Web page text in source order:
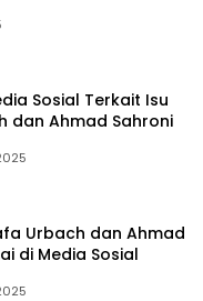
Sosial Terkait Isu
dan Ahmad Sahroni
Urbach dan Ahmad
di Media Sosial